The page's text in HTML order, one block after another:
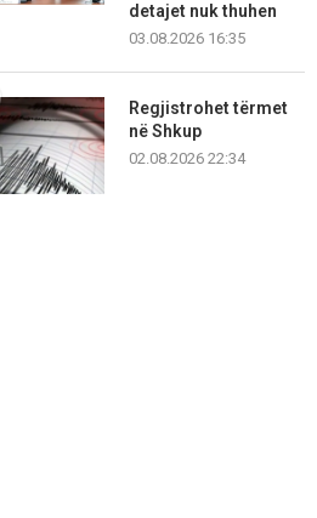
detajet nuk thuhen
03.08.2026 16:35
Regjistrohet tërmet
në Shkup
02.08.2026 22:34